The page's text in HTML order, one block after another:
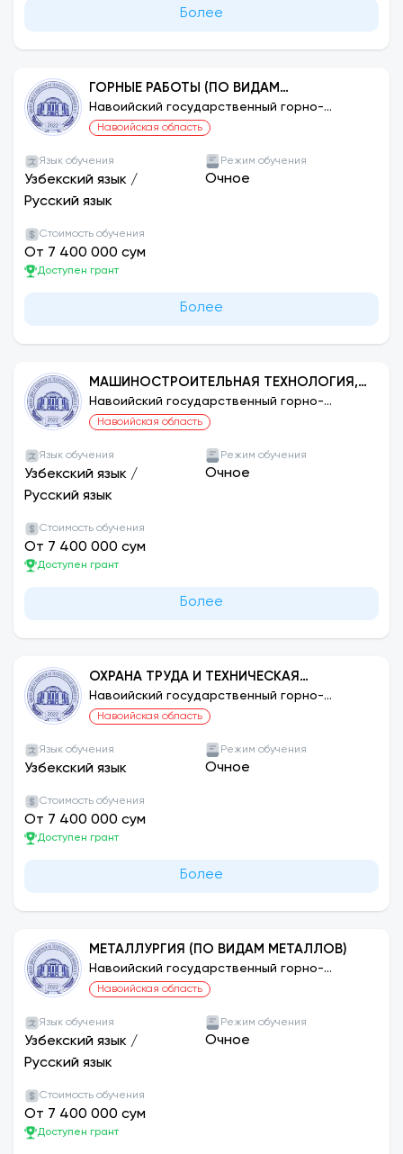
Более
ГОРНЫЕ РАБОТЫ (ПО ВИДАМ
ДЕЯТЕЛЬНОСТИ)
Навоийский государственный горно-
технологический университет
Навоийская область
Язык обучения
Узбекский язык /
Русский язык
Режим обучения
Очное
Стоимость обучения
От 7 400 000 сум
Доступен грант
Более
МАШИНОСТРОИТЕЛЬНАЯ ТЕХНОЛОГИЯ,
ОБОРУДОВАНИЕ И АВТОМАТИЗАЦИЯ
МАШИНОСТРОИТЕЛЬНОГО
Навоийский государственный горно-
технологический университет
Навоийская область
Язык обучения
Узбекский язык /
Русский язык
Режим обучения
Очное
Стоимость обучения
От 7 400 000 сум
Доступен грант
Более
ОХРАНА ТРУДА И ТЕХНИЧЕСКАЯ
БЕЗОПАСНОСТЬ (ПО СЕТЯМ)
Навоийский государственный горно-
технологический университет
Навоийская область
Язык обучения
Узбекский язык
Режим обучения
Очное
Стоимость обучения
От 7 400 000 сум
Доступен грант
Более
МЕТАЛЛУРГИЯ (ПО ВИДАМ МЕТАЛЛОВ)
Навоийский государственный горно-
технологический университет
Навоийская область
Язык обучения
Узбекский язык /
Русский язык
Режим обучения
Очное
Стоимость обучения
От 7 400 000 сум
Доступен грант